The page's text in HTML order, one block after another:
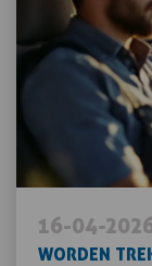
16-04-
WORDEN